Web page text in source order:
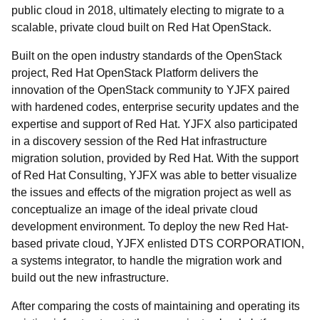
public cloud in 2018, ultimately electing to migrate to a
scalable, private cloud built on Red Hat OpenStack.
Built on the open industry standards of the OpenStack
project, Red Hat OpenStack Platform delivers the
innovation of the OpenStack community to YJFX paired
with hardened codes, enterprise security updates and the
expertise and support of Red Hat. YJFX also participated
in a discovery session of the Red Hat infrastructure
migration solution, provided by Red Hat. With the support
of Red Hat Consulting, YJFX was able to better visualize
the issues and effects of the migration project as well as
conceptualize an image of the ideal private cloud
development environment. To deploy the new Red Hat-
based private cloud, YJFX enlisted DTS CORPORATION,
a systems integrator, to handle the migration work and
build out the new infrastructure.
After comparing the costs of maintaining and operating its